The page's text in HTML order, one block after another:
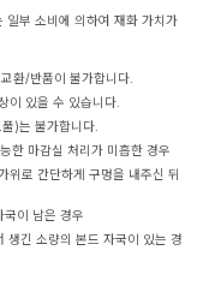
부 소비에 의하여 재화 가치가
환/반품이 불가합니다.
이 있을 수 있습니다.
)는 불가합니다.
한 마감실 처리가 미흡한 경우
위로 간단하게 구멍을 내주신 뒤
이 남은 경우
생긴 소량의 본드 자국이 있는 경